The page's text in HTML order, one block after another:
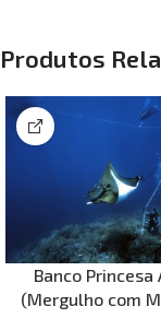
Produtos
Banco Princesa
(Mergulho com